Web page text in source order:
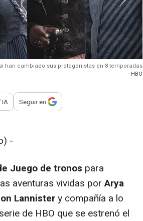
han cambiado sus protagonistas en 8 temporadas
- HBO
para compartir
IA Seguir en
-
Juego de tronos para
aventuras vividas porArya
Lannistery compañía a lo
de HBO que se estrenó el